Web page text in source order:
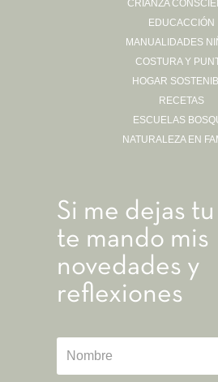
CRIANZA
EDUCACCIÓN
MANUALIDADES
COSTURA Y
HOGAR
RECETAS
ESCUELAS
NATURALEZA EN
Si me dejas
te mando mis
novedades y
reflexiones